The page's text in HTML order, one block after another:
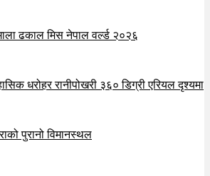
ढकाल मिस नेपाल वर्ल्ड २०२६
धरोहर रानीपोखरी ३६० डिग्री एरियल दृश्यमा
पुरानो विमानस्थल